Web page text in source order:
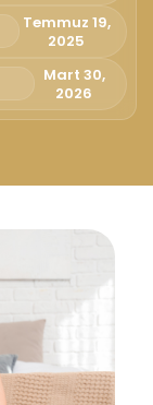
Temmuz 19,
2025
Mart 30,
2026